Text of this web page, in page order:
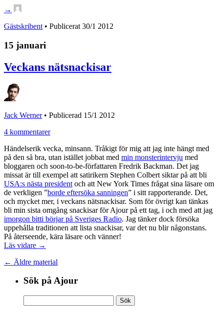
→
Gästskribent • Publicerat 30/1 2012
15 januari
Veckans nätsnackisar
Jack Werner• Publicerad 15/1 2012
4 kommentarer
Händelserik vecka, minsann. Tråkigt för mig att jag inte hängt med
på den så bra, utan istället jobbat med min monsterintervju med
bloggaren och soon-to-be-författaren Fredrik Backman. Det jag
missat är till exempel att satirikern Stephen Colbert siktar på att bli
USA:s nästa president och att New York Times frågat sina läsare om
de verkligen ”borde eftersöka sanningen” i sitt rapporterande. Det,
och mycket mer, i veckans nätsnackisar. Som för övrigt kan tänkas
bli min sista omgång snackisar för Ajour på ett tag, i och med att jag
imorgon bitti börjar på Sveriges Radio. Jag tänker dock försöka
uppehålla traditionen att lista snackisar, var det nu blir någonstans.
På återseende, kära läsare och vänner!
Läs vidare →
← Äldre material
Sök på Ajour
efter: